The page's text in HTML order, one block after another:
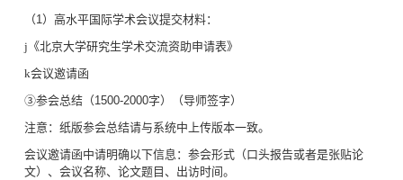
（1）高水平国际学术会议提交材料：
j 《北京大学研究生学术交流资助申请表》
k会议邀请函
③参会总结（1500-2000字）（导师签字）
注意：纸版参会总结请与系统中上传版本一致。
会议邀请函中请明确以下信息：参会形式（口头报告或者是张贴论
文）、会议名称、论文题目、出访时间。